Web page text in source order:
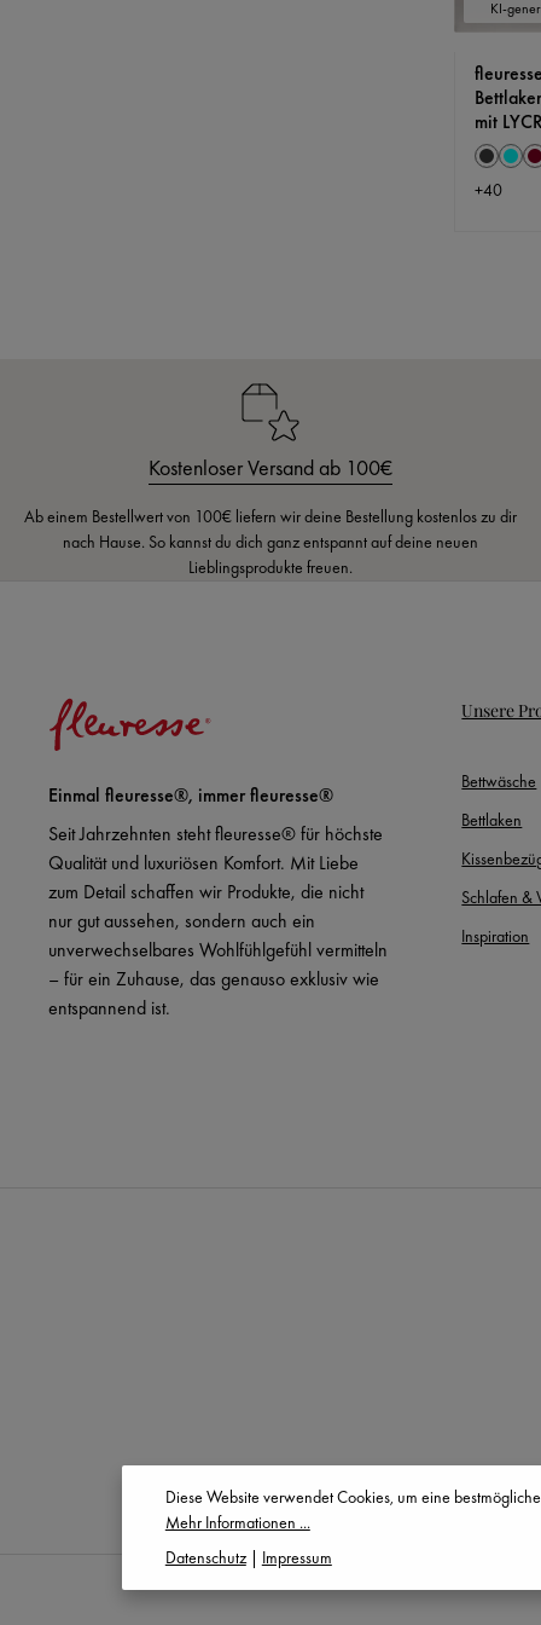
KI-
mit
Farbe
+40
Kostenloser Versand ab 100€
Ab einem Bestellwert von 100€ liefern wir deine Bestellung kostenlos zu dir
nach Hause. So kannst du dich ganz entspannt auf deine neuen
Lieblingsprodukte freuen.
Einmal fleuresse®, immer fleuresse®
Seit Jahrzehnten steht fleuresse® für höchste
Qualität und luxuriösen Komfort. Mit Liebe
zum Detail schaffen wir Produkte, die nicht
nur gut aussehen, sondern auch ein
unverwechselbares Wohlfühlgefühl vermitteln
– für ein Zuhause, das genauso exklusiv wie
entspannend ist.
Unsere
Bettwäsche
Bettlaken
Schlafen &
Inspiration
Diese Website verwendet Cookies, um eine
Mehr Informationen ...
Datenschutz| Impressum